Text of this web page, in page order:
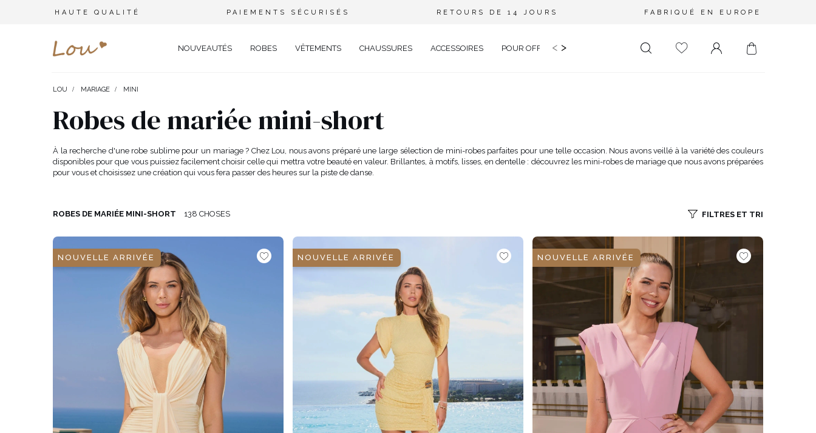
HAUTE QUALITÉ PAIEMENTS SÉCURISÉS RETOURS DE 14 JOURS FABRIQUÉ EN EUROPE
NOUVEAUTÉS ROBES
FÊTE DE MARIAGE
MARIAGE
BAPTÊME
NOUVELLE ANNÉE
BAL DE PROMO
COMMUNION
OFFICIEL
ÉLÉGANT
SOIRÉE
DENTELLE
MAXI
DANS LE DOS
CARRÉ
ASYMÉTRIQUE
SAISON / TISSU
ÉTÉ
PRINTEMPS
AUTOMNE
AVEC DES MANCHES
CATÉGORIES
POPULAIRES
POUR LE MARIAGE
NOUVEAUTÉS
DÉCOUVREZ LES
NOUVEAUTÉS
VOIR TOUS
VÊTEMENTS
COMBINAISONS
T-SHIRTS
JUPES
VOIR TOUS
CHAUSSURES ACCESSOIRES
BRANCHES
CEINTURES
BIJOUX
VOIR TOUS
POUR OFFRIR MARIAGE PLUS SIZE SALE
< >
LOU MARIAGE MINI
Robes de mariée mini-short
À la recherche d'une robe sublime pour un mariage ? Chez Lou, nous avons préparé une large sélection de mini-robes parfaites pour une telle occasion. Nous avons veillé à la variété des couleurs
disponibles pour que vous puissiez facilement choisir celle qui mettra votre beauté en valeur. Brillantes, à motifs, lisses, en dentelle : découvrez les mini-robes de mariage que nous avons préparées
pour vous et choisissez une création qui vous fera passer des heures sur la piste de danse.
ROBES DE MARIÉE MINI-SHORT 138 CHOSES FILTRES ET TRI
NOUVELLE ARRIVÉE NOUVELLE ARRIVÉE NOUVELLE ARRIVÉE